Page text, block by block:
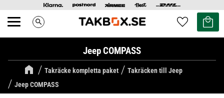
Meny search Favoriter
Kundvagn
Jeep COMPASS
Takräcke kompletta paket
Takräcken till Jeep
Jeep COMPASS